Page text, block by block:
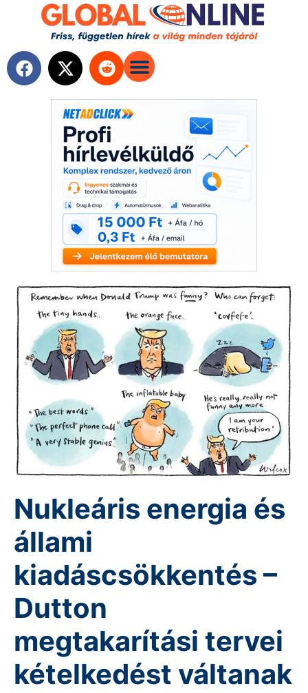
Nukleáris energia és
állami
kiadáscsökkentés –
Dutton
megtakarítási tervei
kételkedést váltanak